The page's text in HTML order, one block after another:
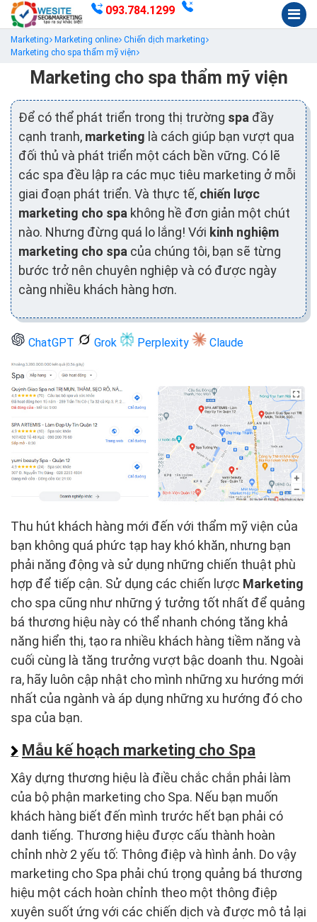
093.784.1299
Marketing Marketing online Chiến dịch marketing
Marketing cho spa thẩm mỹ viện
Marketing cho spa thẩm mỹ viện
Để có thể phát triển trong thị trường spa đầy
cạnh tranh, marketing là cách giúp bạn vượt qua
đối thủ và phát triển một cách bền vững. Có lẽ
các spa đều lập ra các mục tiêu marketing ở mỗi
giai đoạn phát triển. Và thực tế, chiến lược
marketing cho spa không hề đơn giản một chút
nào. Nhưng đừng quá lo lắng! Với kinh nghiệm
marketing cho spa của chúng tôi, bạn sẽ từng
bước trở nên chuyên nghiệp và có được ngày
càng nhiều khách hàng hơn.
ChatGPT Grok Perplexity Claude
Thu hút khách hàng mới đến với thẩm mỹ viện của
bạn không quá phức tạp hay khó khăn, nhưng bạn
phải năng động và sử dụng những chiến thuật phù
hợp để tiếp cận. Sử dụng các chiến lược Marketing
cho spa cũng như những ý tưởng tốt nhất để quảng
bá thương hiệu này có thể nhanh chóng tăng khả
năng hiển thị, tạo ra nhiều khách hàng tiềm năng và
cuối cùng là tăng trưởng vượt bậc doanh thu. Ngoài
ra, hãy luôn cập nhật cho mình những xu hướng mới
nhất của ngành và áp dụng những xu hướng đó cho
spa của bạn.
Mẫu kế hoạch marketing cho Spa
Xây dựng thương hiệu là điều chắc chắn phải làm
của bộ phận marketing cho Spa. Nếu bạn muốn
khách hàng biết đến mình trước hết bạn phải có
danh tiếng. Thương hiệu được cấu thành hoàn
chỉnh nhờ 2 yếu tố: Thông điệp và hình ảnh. Do vậy
marketing cho Spa phải chú trọng quảng bá thương
hiệu một cách hoàn chỉnh theo một thông điệp
xuyên suốt ứng với các chiến dịch và được mô tả lại